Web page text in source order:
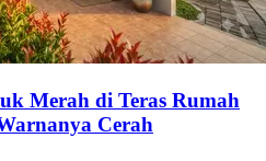
Merah di Teras Rumah
Cerah